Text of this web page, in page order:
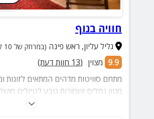
חוויה בנוף
גליל עליון, ראש פינה (במרחק של 10 ק"מ)
9.9 מצוין (
13 חוות דעת)
מתחם סוויטות מדהים המתאים לזוגות
מגוון נחלים ושמורות טבע לטיולים
תיהנו מג'קוזי פרטי וחצר מטופחת